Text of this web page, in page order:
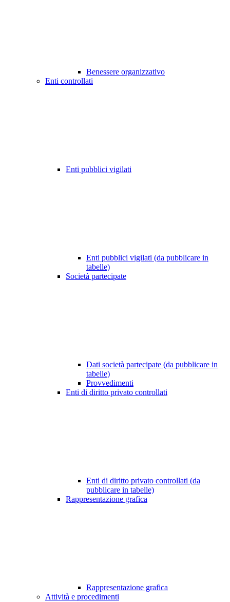
Benessere organizzativo
Enti controllati
Enti pubblici vigilati
Enti pubblici vigilati (da pubblicare in
tabelle)
Società partecipate
Dati società partecipate (da pubblicare in
tabelle)
Provvedimenti
Enti di diritto privato controllati
Enti di diritto privato controllati (da
pubblicare in tabelle)
Rappresentazione grafica
Rappresentazione grafica
Attività e procedimenti